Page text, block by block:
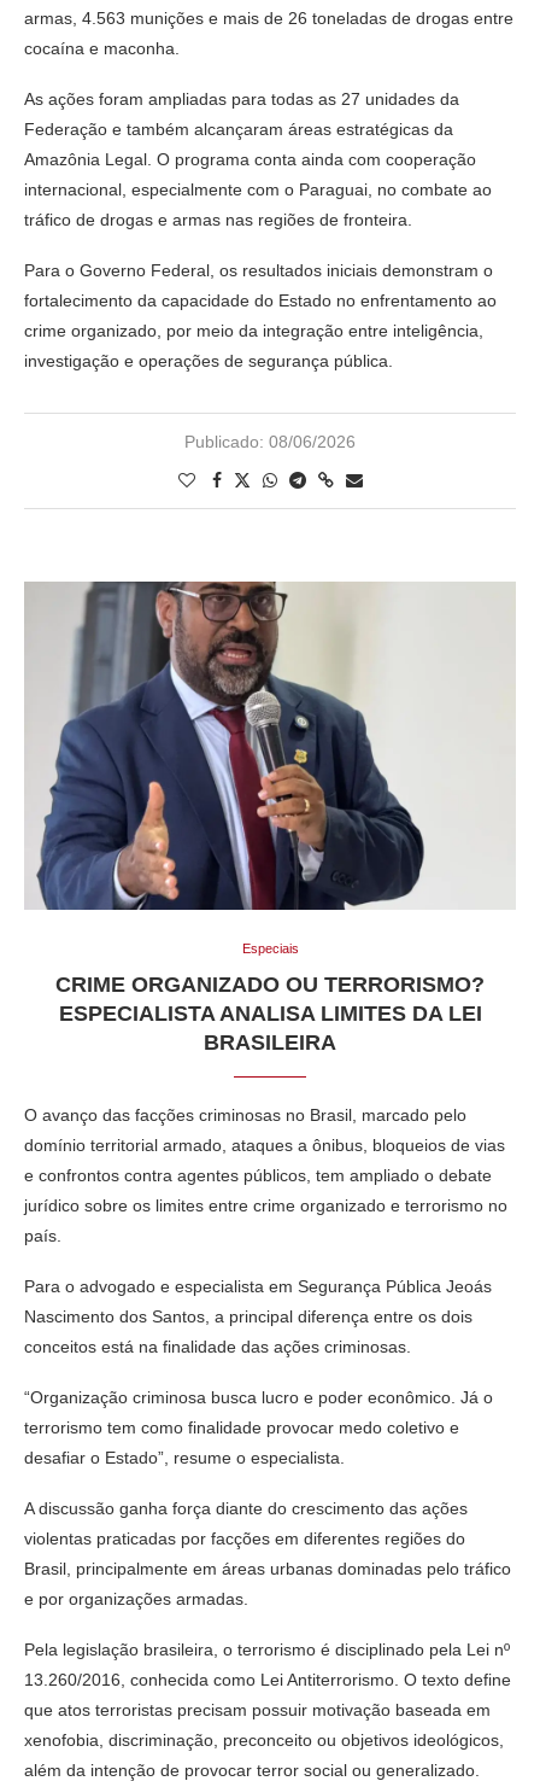
armas, 4.563 munições e mais de 26 toneladas de drogas entre
cocaína e maconha.
As ações foram ampliadas para todas as 27 unidades da
Federação e também alcançaram áreas estratégicas da
Amazônia Legal. O programa conta ainda com cooperação
internacional, especialmente com o Paraguai, no combate ao
tráfico de drogas e armas nas regiões de fronteira.
Para o Governo Federal, os resultados iniciais demonstram o
fortalecimento da capacidade do Estado no enfrentamento ao
crime organizado, por meio da integração entre inteligência,
investigação e operações de segurança pública.
Publicado: 08/06/2026
Especiais
CRIME ORGANIZADO OU TERRORISMO?
ESPECIALISTA ANALISA LIMITES DA LEI
BRASILEIRA
O avanço das facções criminosas no Brasil, marcado pelo
domínio territorial armado, ataques a ônibus, bloqueios de vias
e confrontos contra agentes públicos, tem ampliado o debate
jurídico sobre os limites entre crime organizado e terrorismo no
país.
Para o advogado e especialista em Segurança Pública Jeoás
Nascimento dos Santos , a principal diferença entre os dois
conceitos está na finalidade das ações criminosas.
“Organização criminosa busca lucro e poder econômico. Já o
terrorismo tem como finalidade provocar medo coletivo e
desafiar o Estado”, resume o especialista.
A discussão ganha força diante do crescimento das ações
violentas praticadas por facções em diferentes regiões do
Brasil, principalmente em áreas urbanas dominadas pelo tráfico
e por organizações armadas.
Pela legislação brasileira, o terrorismo é disciplinado pela Lei nº
13.260/2016, conhecida como Lei Antiterrorismo. O texto define
que atos terroristas precisam possuir motivação baseada em
xenofobia, discriminação, preconceito ou objetivos ideológicos,
além da intenção de provocar terror social ou generalizado.